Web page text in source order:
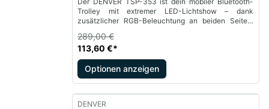
Trolley mit extremer LED-Lichtshow – dank
zusätzlicher RGB-Beleuchtung an beiden Seiten.
perfekt für jede Party!
113,60 €*
289,00 €
Optionen anzeigen
DENVER